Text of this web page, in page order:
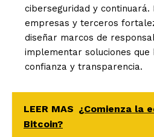
ciberseguridad y continuará.
empresas y terceros
diseñar marcos de
implementar soluciones que
confianza y transparencia.
LEER MAS ¿Comienza la
Bitcoin?